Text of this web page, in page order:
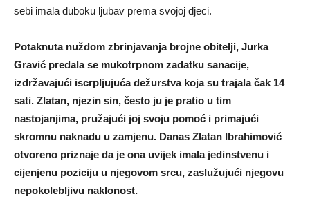
sebi imala duboku ljubav prema svojoj djeci.
Potaknuta nuždom zbrinjavanja brojne obitelji, Jurka
Gravić predala se mukotrpnom zadatku sanacije,
izdržavajući iscrpljujuća dežurstva koja su trajala čak 14
sati. Zlatan, njezin sin, često ju je pratio u tim
nastojanjima, pružajući joj svoju pomoć i primajući
skromnu naknadu u zamjenu. Danas Zlatan Ibrahimović
otvoreno priznaje da je ona uvijek imala jedinstvenu i
cijenjenu poziciju u njegovom srcu, zaslužujući njegovu
nepokolebljivu naklonost.